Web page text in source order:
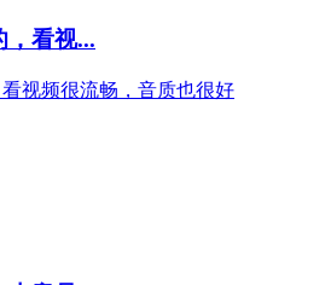
，看视...
视频很流畅，音质也很好